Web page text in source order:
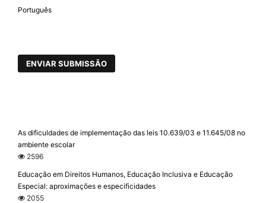
Português
ENVIAR SUBMISSÃO
As dificuldades de implementação das leis 10.639/03 e 11.645/08 no
ambiente escolar
2596
Educação em Direitos Humanos, Educação Inclusiva e Educação
Especial: aproximações e especificidades
2055